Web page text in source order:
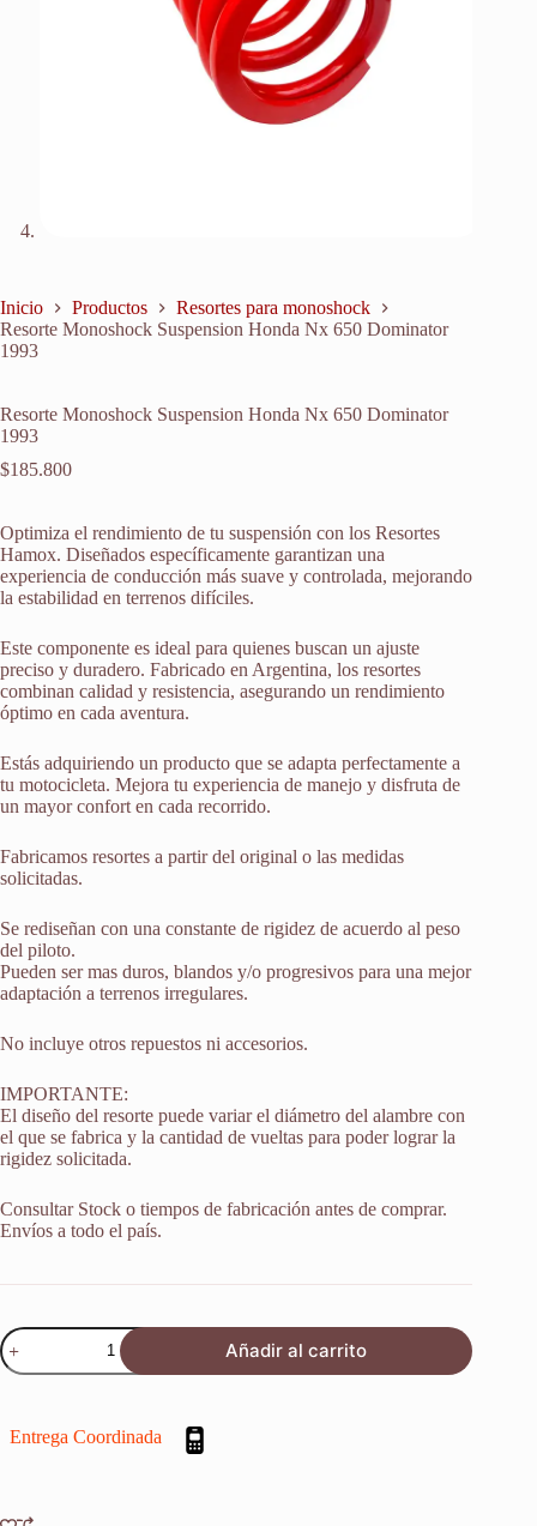
Inicio Productos
Resortes para monoshock
Resorte Monoshock Suspension Honda Nx 650 Dominator
1993
Resorte Monoshock Suspension Honda Nx 650 Dominator
1993
$185.800
Optimiza el rendimiento de tu suspensión con los Resortes
Hamox. Diseñados específicamente garantizan una
experiencia de conducción más suave y controlada, mejorando
la estabilidad en terrenos difíciles.
Este componente es ideal para quienes buscan un ajuste
preciso y duradero. Fabricado en Argentina, los resortes
combinan calidad y resistencia, asegurando un rendimiento
óptimo en cada aventura.
Estás adquiriendo un producto que se adapta perfectamente a
tu motocicleta. Mejora tu experiencia de manejo y disfruta de
un mayor confort en cada recorrido.
Fabricamos resortes a partir del original o las medidas
solicitadas.
Se rediseñan con una constante de rigidez de acuerdo al peso
del piloto.
Pueden ser mas duros, blandos y/o progresivos para una mejor
adaptación a terrenos irregulares.
No incluye otros repuestos ni accesorios.
IMPORTANTE:
El diseño del resorte puede variar el diámetro del alambre con
el que se fabrica y la cantidad de vueltas para poder lograr la
rigidez solicitada.
Consultar Stock o tiempos de fabricación antes de comprar.
Envíos a todo el país.
Resorte
Monoshock
Suspension
650
Añadir al carrito
Entrega Coordinada